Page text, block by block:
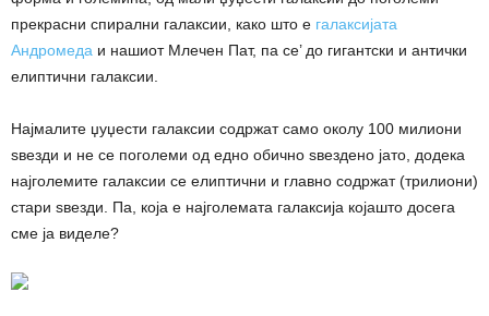
прекрасни спирални галаксии, како што е галаксијата
Андромеда и нашиот Млечен Пат, па се’ до гигантски и антички
елиптични галаксии.
Најмалите џуџести галаксии содржат само околу 100 милиони
ѕвезди и не се поголеми од едно обично ѕвездено јато, додека
најголемите галаксии се елиптични и главно содржат (трилиони)
стари ѕвезди. Па, која е најголемата галаксија којашто досега
сме ја виделе?